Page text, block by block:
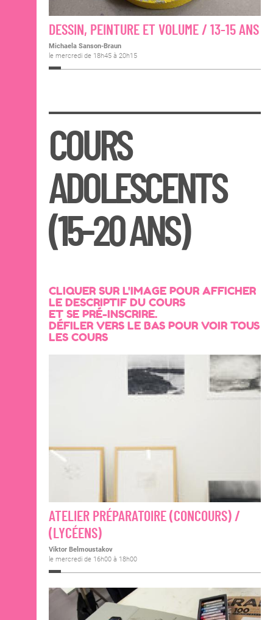
DESSIN, PEINTURE ET VOLUME / 13-15 ANS
Michaela Sanson-Braun
le mercredi de 18h45 à 20h15
COURS
ADOLESCENTS
(15-20 ANS)
CLIQUER SUR L'IMAGE POUR AFFICHER
LE DESCRIPTIF DU COURS
ET SE PRÉ-INSCRIRE.
DÉFILER VERS LE BAS POUR VOIR TOUS
LES COURS
ATELIER PRÉPARATOIRE (CONCOURS) /
(LYCÉENS)
Viktor Belmoustakov
le mercredi de 16h00 à 18h00